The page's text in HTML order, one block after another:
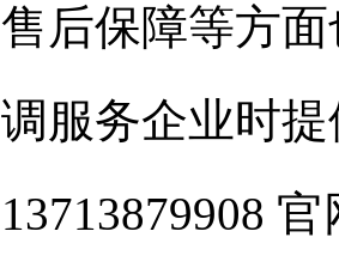
后保障等方
服务企业时